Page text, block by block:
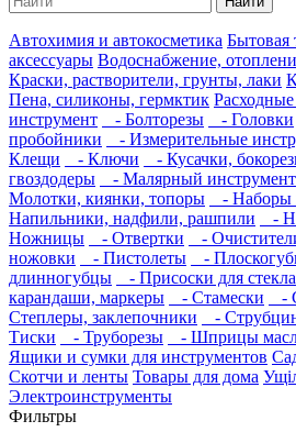
Автохимия и автокосметика Бытовая
аксессуары Водоснабжение,
Краски, растворители, грунты, лаки
Пена, силиконы, гермктик
инструмент
- Болторезы - Головки
пробойники
- Измерительные
Клещи
- Ключи - Кусачки,
гвоздодеры
- Малярный инструмент
Молотки, киянки, топоры
- Наборы
Напильники, надфили, рашпили
-
Ножницы
- Отвертки -
ножовки
- Пистолеты
-
длинногубцы
- Присоски для стекла
карандаши, маркеры
- Стамески -
Степлеры, заклепочники
-
Тиски
- Труборезы - Шприцы
Ящики и сумки для инструментов
Скотчи и ленты Товары для дома
Электроинструменты
Фильтры